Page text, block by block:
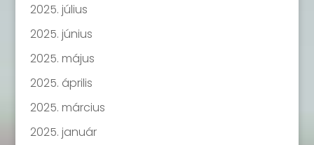
2025. július
2025. június
2025. május
2025. április
2025. március
2025. január